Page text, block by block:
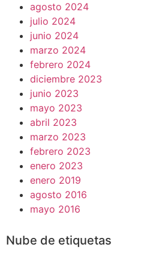
agosto 2024
julio 2024
junio 2024
marzo 2024
febrero 2024
diciembre 2023
junio 2023
mayo 2023
abril 2023
marzo 2023
febrero 2023
enero 2023
enero 2019
agosto 2016
mayo 2016
Nube de etiquetas